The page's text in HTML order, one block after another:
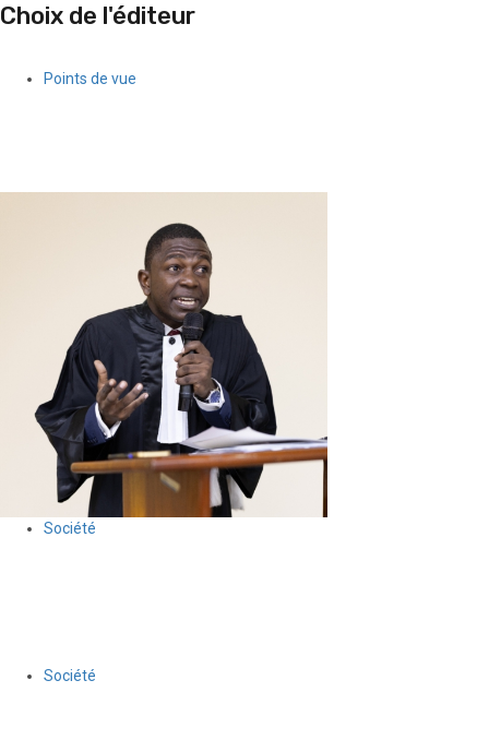
Choix de l'éditeur
Points de vue
Société
Société